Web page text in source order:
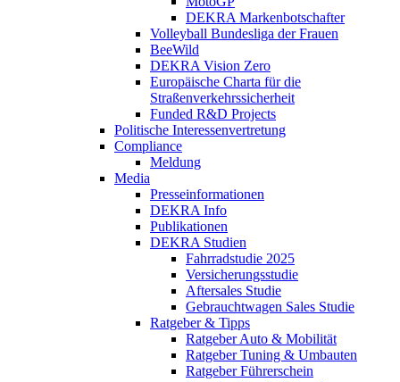
DEKRA Markenbotschafter
Volleyball Bundesliga der Frauen
BeeWild
DEKRA Vision Zero
Europäische Charta für die
Straßenverkehrssicherheit
Funded R&D Projects
Politische Interessenvertretung
Compliance
Meldung
Media
Presseinformationen
DEKRA Info
Publikationen
DEKRA Studien
Fahrradstudie 2025
Versicherungsstudie
Aftersales Studie
Gebrauchtwagen Sales Studie
Ratgeber & Tipps
Ratgeber Auto & Mobilität
Ratgeber Tuning & Umbauten
Ratgeber Führerschein